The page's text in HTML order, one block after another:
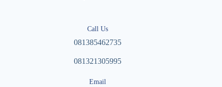
Call Us
081385462735
081321305995
Email